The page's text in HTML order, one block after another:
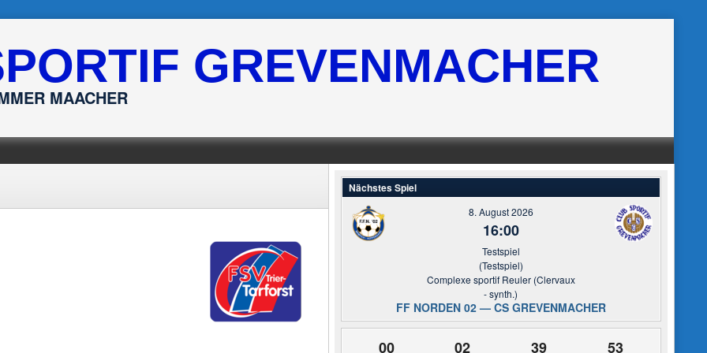
GREVENMACHER
MAACHER
Nächstes Spiel
8. August 2026
16:00
Testspiel
(Testspiel)
Complexe sportif Reuler (Clervaux
- synth.)
FF NORDEN 02 — CS GREVENMACHER
00 02 39 53